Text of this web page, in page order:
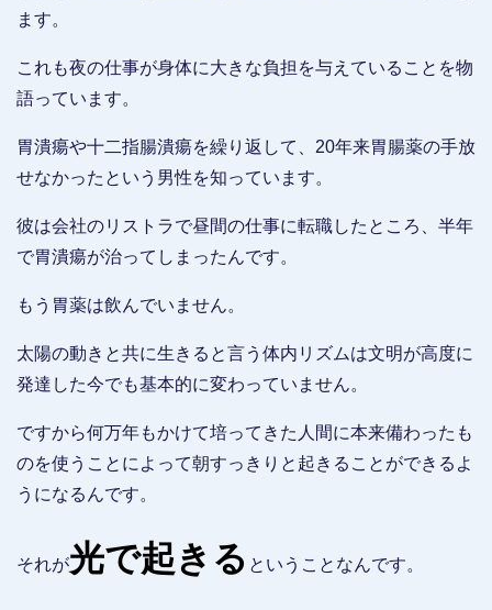
ます。
これも夜の仕事が身体に大きな負担を与えていることを物
語っています。
胃潰瘍や十二指腸潰瘍を繰り返して、20年来胃腸薬の手放
せなかったという男性を知っています。
彼は会社のリストラで昼間の仕事に転職したところ、半年
で胃潰瘍が治ってしまったんです。
もう胃薬は飲んでいません。
太陽の動きと共に生きると言う体内リズムは文明が高度に
発達した今でも基本的に変わっていません。
ですから何万年もかけて培ってきた人間に本来備わったも
のを使うことによって朝すっきりと起きることができるよ
うになるんです。
それが光で起きる ということなんです。